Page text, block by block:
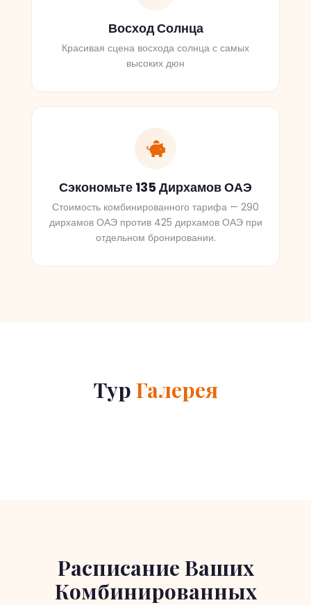
Восход Солнца
Красивая сцена восхода солнца с самых
высоких дюн
Сэкономьте 135 Дирхамов ОАЭ
Стоимость комбинированного тарифа — 290
дирхамов ОАЭ против 425 дирхамов ОАЭ при
отдельном бронировании.
Тур Галерея
Расписание Ваших
Комбинированных